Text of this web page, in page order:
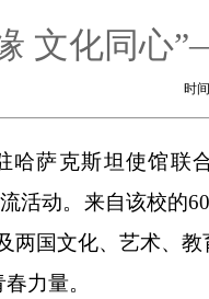
文化同心
时
哈萨克斯坦使馆联
活动。来自该校的
两国文化、艺术、
力量。